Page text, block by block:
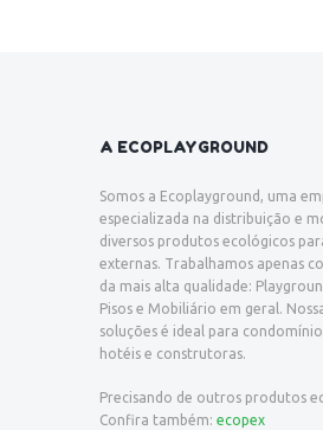
A ECOPLAYGROUND
Somos a Ecoplayground, uma
especializada na distribuição e
diversos produtos ecológicos
externas. Trabalhamos apenas
da mais alta qualidade:
Pisos e Mobiliário em geral.
soluções é ideal para
hotéis e construtoras.
Precisando de outros produtos
Confira também: ecopex